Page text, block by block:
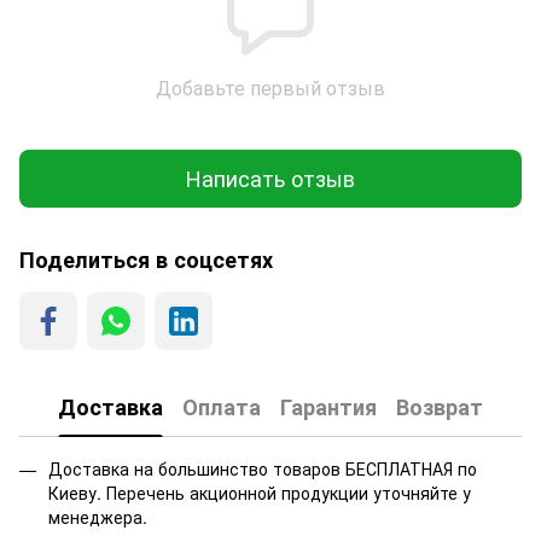
Добавьте первый отзыв
Написать отзыв
Поделиться в соцсетях
Доставка Оплата Гарантия Возврат
Доставка на большинство товаров БЕСПЛАТНАЯ по
Киеву. Перечень акционной продукции уточняйте у
менеджера.